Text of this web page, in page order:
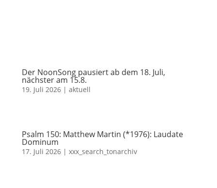
Der NoonSong pausiert ab dem 18. Juli,
nächster am 15.8.
19. Juli 2026| aktuell
Psalm 150: Matthew Martin (*1976): Laudate
Dominum
17. Juli 2026| xxx_search_tonarchiv